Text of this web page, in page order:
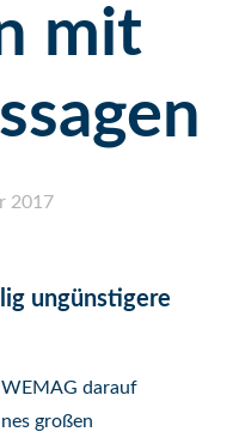
mit
2017
ungünstigere
darauf
großen